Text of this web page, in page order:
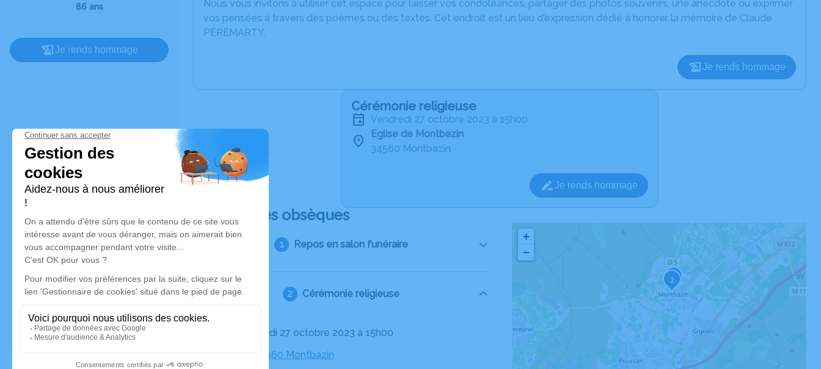
86 ans
Je rends hommage
Nous vous invitons à utiliser cet espace pour laisser vos condoléances, partager des photos souvenirs, une anecdote ou exprimer
vos pensées à travers des poèmes ou des textes. Cet endroit est un lieu d'expression dédié à honorer la mémoire de Claude
PÉRÉMARTY.
Je rends hommage
Cérémonie religieuse
vendredi 27 octobre 2023 à 15h00
Eglise de Montbazin
34560 Montbazin
Je rends hommage
Déroulé des obsèques
Repos en salon funéraire
Cérémonie religieuse
Le vendredi 27 octobre 2023 à 15h00
Eglise, 34560 Montbazin
23
+
−